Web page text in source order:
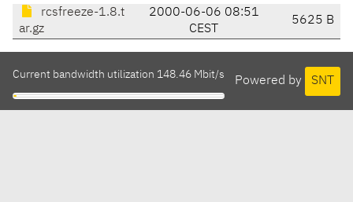
rcsfreeze-1.8.t
ar.gz
2000-06-06 08:51
CEST
5625 B
Powered by SNT
Current bandwidth utilization 148.46 Mbit/s